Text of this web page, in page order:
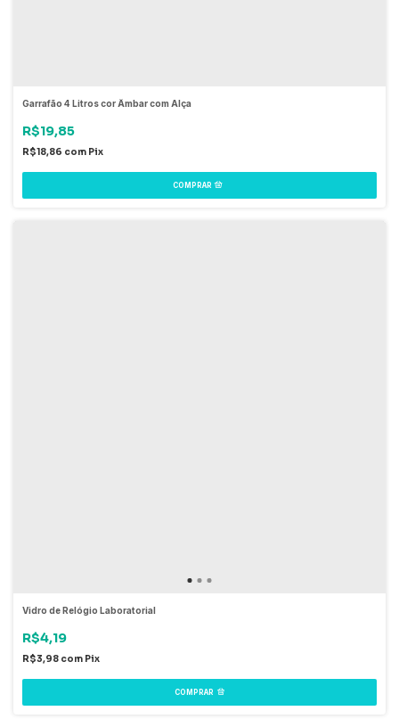
Garrafão 4 Litros cor Âmbar com Alça
R$19,85
R$18,86 com Pix
Vidro de Relógio Laboratorial
R$4,19
R$3,98 com Pix
COMPRAR